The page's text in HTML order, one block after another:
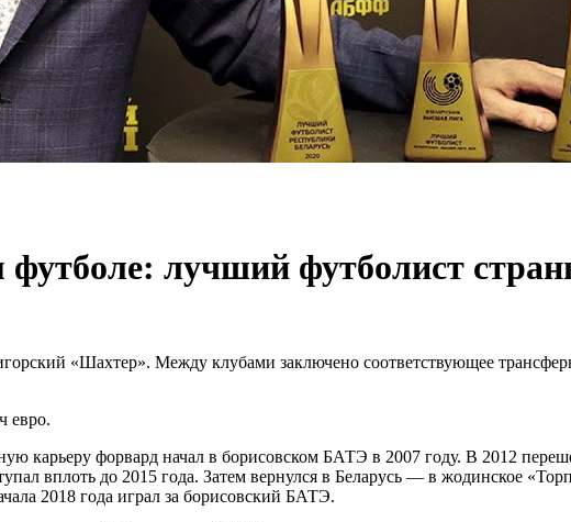
футболе: лучший футболист
«Шахтер». Между клубами заключено соответствующее
евро.
карьеру форвард начал в борисовском БАТЭ в 2007 году. В 2012
вплоть до 2015 года. Затем вернулся в Беларусь — в жодинское
2018 года играл за борисовский БАТЭ.